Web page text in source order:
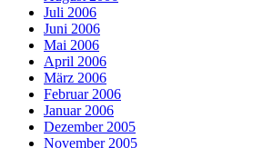
Juli 2006
Juni 2006
Mai 2006
April 2006
März 2006
Februar 2006
Januar 2006
Dezember 2005
November 2005